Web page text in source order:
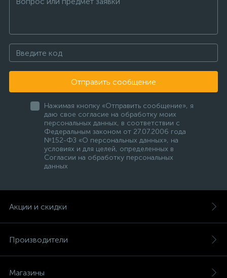
Отправить сообщение
Нажимая кнопку «Отправить сообщение», я
даю свое согласие на обработку моих
персональных данных, в соответствии с
Федеральным законом от 27.07.2006 года
№152-ФЗ «О персональных данных», на
условиях и для целей, определенных в
Согласии на обработку персональных
данных
Акции и скидки
Производители
Магазины